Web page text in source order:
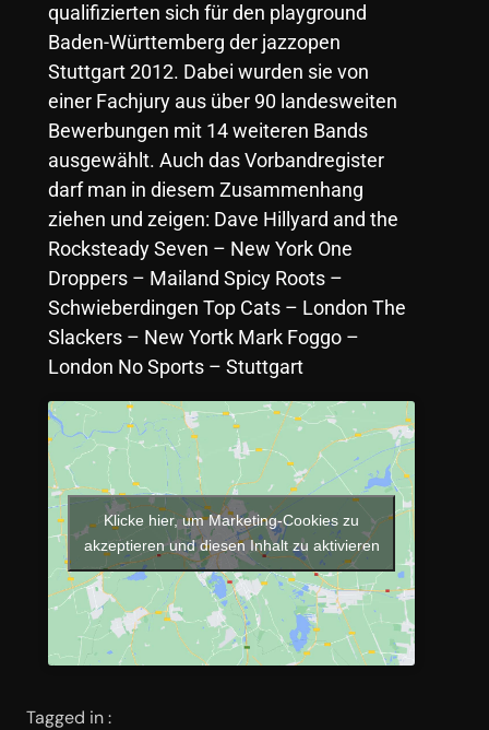
qualifizierten sich für den playground
Baden-Württemberg der jazzopen
Stuttgart 2012. Dabei wurden sie von
einer Fachjury aus über 90 landesweiten
Bewerbungen mit 14 weiteren Bands
ausgewählt. Auch das Vorbandregister
darf man in diesem Zusammenhang
ziehen und zeigen: Dave Hillyard and the
Rocksteady Seven – New York One
Droppers – Mailand Spicy Roots –
Schwieberdingen Top Cats – London The
Slackers – New Yortk Mark Foggo –
London No Sports – Stuttgart
Klicke hier, um Marketing-Cookies zu
akzeptieren und diesen Inhalt zu aktivieren
Tagged in :